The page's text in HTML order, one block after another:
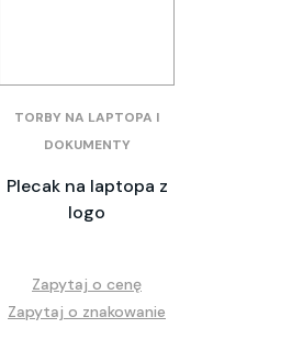
TORBY NA LAPTOPA I
DOKUMENTY
Plecak na laptopa z
logo
Zapytaj o cenę
Zapytaj o znakowanie